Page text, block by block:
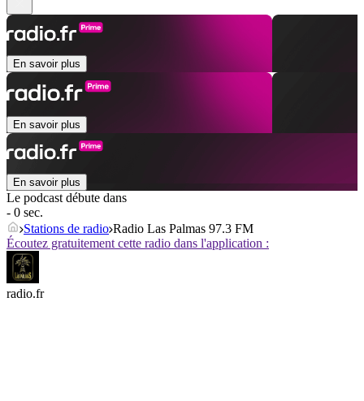
En savoir plus
En savoir plus
En savoir plus
Le podcast débute dans
- 0 sec.
Stations de radio Radio Las Palmas 97.3 FM
Écoutez gratuitement cette radio dans l'application :
radio.fr